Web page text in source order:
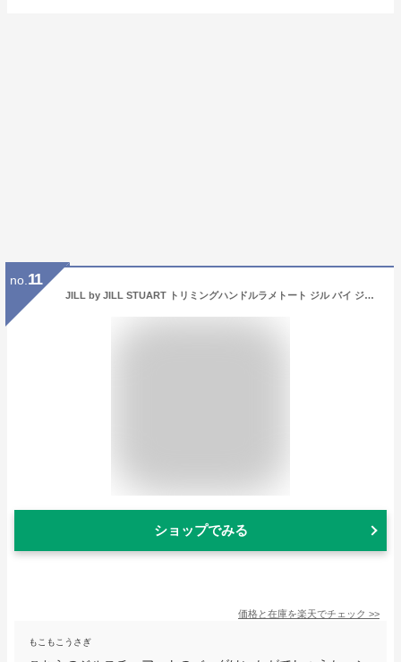
no. 11
JILL by JILL STUART トリミングハンドルラメトート ジル バイ ジル スチュアート バッグ その他のバッグ ホワイト【送料無料】
ショップでみる
価格と在庫を楽天でチェック >>
もこもこうさぎ